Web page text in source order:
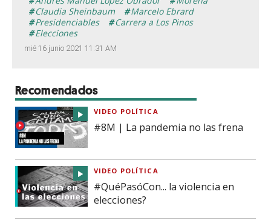
mié 16 junio 2021 11:31 AM
Claudia Sheinbaum
Marcelo Ebrard
Presidenciables
Carrera a Los Pinos
Elecciones
Recomendados
VIDEO POLÍTICA
#8M | La pandemia no las frena
VIDEO POLÍTICA
#QuéPasóCon... la violencia en
elecciones?